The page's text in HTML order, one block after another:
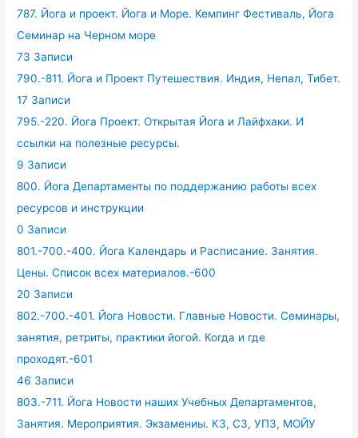
787. Йога и проект. Йога и Море. Кемпинг Фестиваль, Йога
Семинар на Черном море
73 Записи
790.-811. Йога и Проект Путешествия. Индия, Непал, Тибет.
17 Записи
795.-220. Йога Проект. Открытая Йога и Лайфхаки. И
ссылки на полезные ресурсы.
9 Записи
800. Йога Департаменты по поддержанию работы всех
ресурсов и инструкции
0 Записи
801.-700.-400. Йога Календарь и Расписание. Занятия.
Цены. Список всех материалов.-600
20 Записи
802.-700.-401. Йога Новости. Главные Новости. Семинары,
занятия, ретриты, практики йогой. Когда и где
проходят.-601
46 Записи
803.-711. Йога Новости наших Учебных Департаментов,
Занятия. Мероприятия. Экзамениы. КЗ, СЗ, УПЗ, МОЙУ